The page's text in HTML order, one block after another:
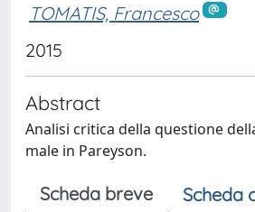
TOMATIS, Francesco
2015
Abstract
Analisi critica della questione
male in Pareyson.
Scheda breve
Scheda